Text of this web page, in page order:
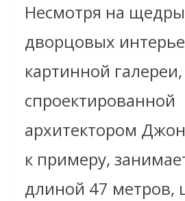
Несмотря на
дворцовых
картинной галереи,
спроектированной
архитектором
к примеру,
длиной 47 метров,